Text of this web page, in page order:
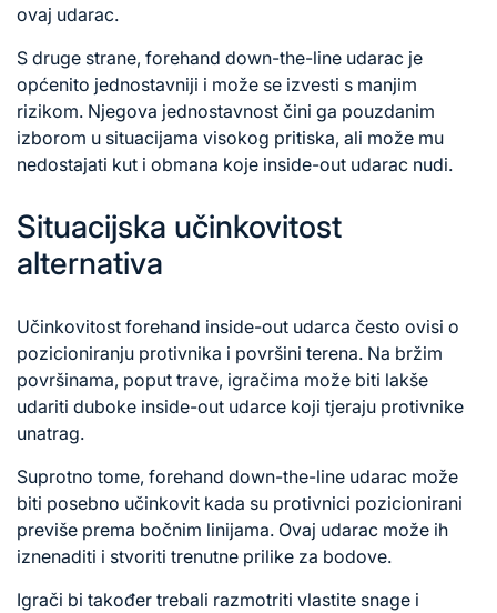
ovaj udarac.
S druge strane, forehand down-the-line udarac je
općenito jednostavniji i može se izvesti s manjim
rizikom. Njegova jednostavnost čini ga pouzdanim
izborom u situacijama visokog pritiska, ali može mu
nedostajati kut i obmana koje inside-out udarac nudi.
Situacijska učinkovitost
alternativa
Učinkovitost forehand inside-out udarca često ovisi o
pozicioniranju protivnika i površini terena. Na bržim
površinama, poput trave, igračima može biti lakše
udariti duboke inside-out udarce koji tjeraju protivnike
unatrag.
Suprotno tome, forehand down-the-line udarac može
biti posebno učinkovit kada su protivnici pozicionirani
previše prema bočnim linijama. Ovaj udarac može ih
iznenaditi i stvoriti trenutne prilike za bodove.
Igrači bi također trebali razmotriti vlastite snage i